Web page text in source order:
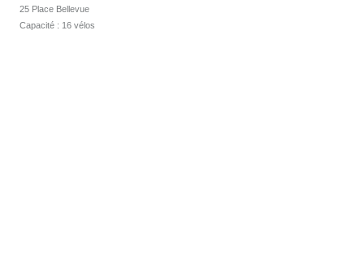
25 Place Bellevue
Capacité : 16 vélos